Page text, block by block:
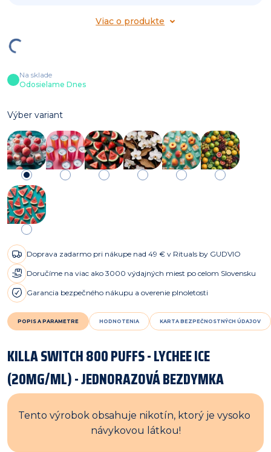
Viac o produkte
Na sklade
Odosielame Dnes
Výber variant
Doprava zadarmo pri nákupe nad 49 € v Rituals by GUDVIO
Doručíme na viac ako 3000 výdajných miest po celom Slovensku
Garancia bezpečného nákupu a overenie plnoletosti
POPIS A PARAMETRE HODNOTENIA KARTA BEZPEČNOSTNÝCH ÚDAJOV
KILLA SWITCH 800 PUFFS - LYCHEE ICE
(20MG/ML) - JEDNORAZOVÁ BEZDYMKA
Tento výrobok obsahuje nikotín, ktorý je vysoko
návykovou látkou!